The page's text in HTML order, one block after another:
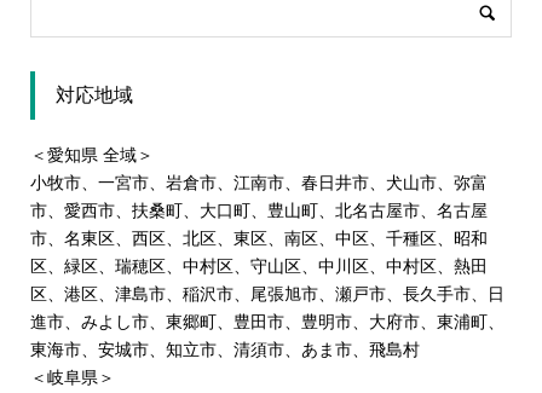
対応地域
＜愛知県 全域＞
小牧市、 一宮市、 岩倉市、 江南市、春日井市、 犬山市、弥富
市、愛西市、 扶桑町、 大口町、豊山町、北名古屋市、 名古屋
市、名東区、西区、 北区、東区、南区、中区、千種区、昭和
区、緑区、瑞穂区、中村区、守山区、中川区、中村区、熱田
区、港区、津島市、稲沢市、尾張旭市、瀬戸市、長久手市、日
進市、みよし市、東郷町、豊田市、豊明市、大府市、東浦町、
東海市、安城市、知立市、清須市、 あま市、飛島村
＜岐阜県＞